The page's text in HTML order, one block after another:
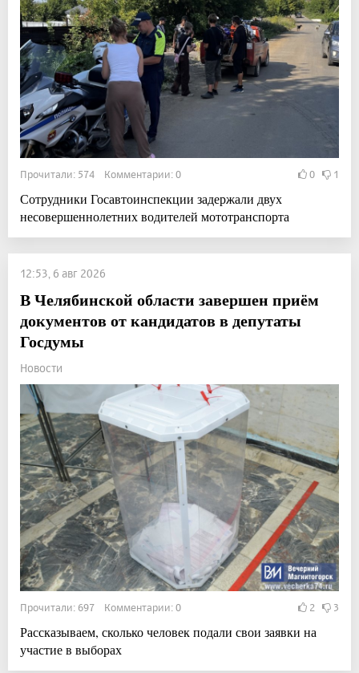
Прочитали: 574 Комментарии: 0 0 1
Сотрудники Госавтоинспекции задержали двух
несовершеннолетних водителей мототранспорта
12:53, 6 авг 2026
В Челябинской области завершен приём
документов от кандидатов в депутаты
Госдумы
Новости
Прочитали: 697 Комментарии: 0 2 3
Рассказываем, сколько человек подали свои заявки на
участие в выборах